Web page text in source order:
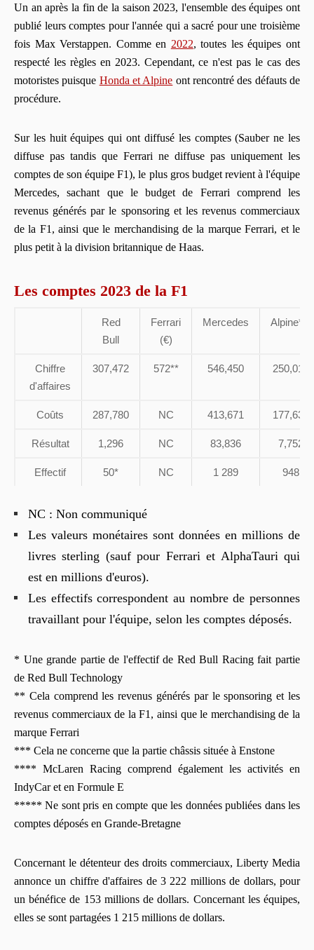
Un an après la fin de la saison 2023, l'ensemble des équipes ont
publié leurs comptes pour l'année qui a sacré pour une troisième
fois Max Verstappen. Comme en 2022, toutes les équipes ont
respecté les règles en 2023. Cependant, ce n'est pas le cas des
motoristes puisque Honda et Alpine ont rencontré des défauts de
procédure.
Sur les huit équipes qui ont diffusé les comptes (Sauber ne les
diffuse pas tandis que Ferrari ne diffuse pas uniquement les
comptes de son équipe F1), le plus gros budget revient à l'équipe
Mercedes, sachant que le budget de Ferrari comprend les
revenus générés par le sponsoring et les revenus commerciaux
de la F1, ainsi que le merchandising de la marque Ferrari, et le
plus petit à la division britannique de Haas.
Les comptes 2023 de la F1
Red
Bull
Ferrari
(€)
Mercedes Alpine***
Chiffre
d'affaires
307,472 572** 546,450 250,014
Coûts 287,780 NC 413,671 177,637
Résultat 1,296 NC 83,836 7,752
Effectif 50* NC 1 289 948
NC : Non communiqué
Les valeurs monétaires sont données en millions de
livres sterling (sauf pour Ferrari et AlphaTauri qui
est en millions d'euros).
Les effectifs correspondent au nombre de personnes
travaillant pour l'équipe, selon les comptes déposés.
* Une grande partie de l'effectif de Red Bull Racing fait partie
de Red Bull Technology
** Cela comprend les revenus générés par le sponsoring et les
revenus commerciaux de la F1, ainsi que le merchandising de la
marque Ferrari
*** Cela ne concerne que la partie châssis située à Enstone
**** McLaren Racing comprend également les activités en
IndyCar et en Formule E
***** Ne sont pris en compte que les données publiées dans les
comptes déposés en Grande-Bretagne
Concernant le détenteur des droits commerciaux, Liberty Media
annonce un chiffre d'affaires de 3 222 millions de dollars, pour
un bénéfice de 153 millions de dollars. Concernant les équipes,
elles se sont partagées 1 215 millions de dollars.